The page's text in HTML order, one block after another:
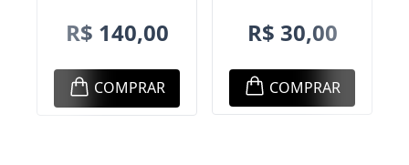
R$ 140,00
COMPRAR
R$ 30,00
COMPRAR